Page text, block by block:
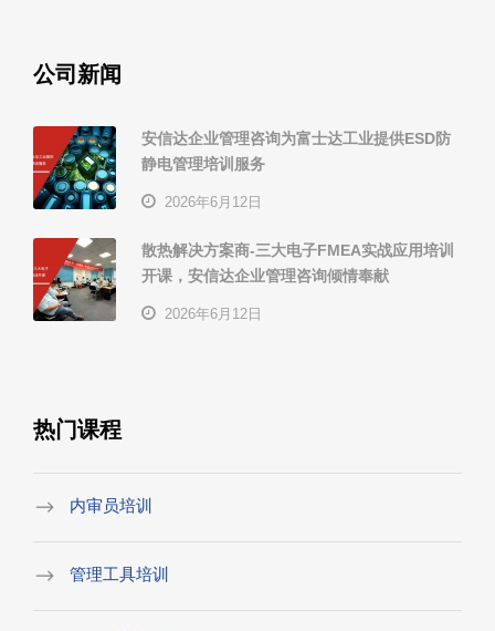
公司新闻
安信达企业管理咨询为富士达工业提供ESD防
静电管理培训服务
2026年6月12日
散热解决方案商-三大电子FMEA实战应用培训
开课，安信达企业管理咨询倾情奉献
2026年6月12日
热门课程
内审员培训
管理工具培训